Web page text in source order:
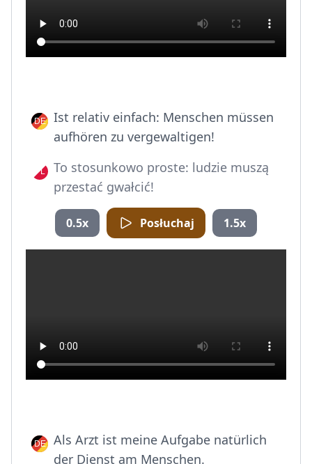
Ist relativ einfach: Menschen müssen
aufhören zu vergewaltigen!
To stosunkowo proste: ludzie muszą
przestać gwałcić!
0.5x Posłuchaj 1.5x
Als Arzt ist meine Aufgabe natürlich
der Dienst am Menschen.